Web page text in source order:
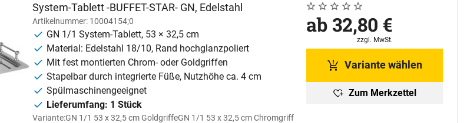
System-Tablett -BUFFET-STAR- GN, Edelstahl
Artikelnummer: 10004154;0
GN 1/1 System-Tablett, 53 × 32,5 cm
Material: Edelstahl 18/10, Rand hochglanzpoliert
Mit fest montierten Chrom- oder Goldgriffen
Stapelbar durch integrierte Füße, Nutzhöhe ca. 4 cm
Spülmaschinengeeignet
Lieferumfang: 1 Stück
Variante:GN 1/1 53 x 32,5 cm GoldgriffeGN 1/1 53 x 32,5 cm Chromgriff
Noch keine Bewertungen abgegeben
0 Bewertungen
ab:
ab 32,80 €
Steuerhinweis:
zzgl. MwSt.
Variante wählen
Zum Merkzettel